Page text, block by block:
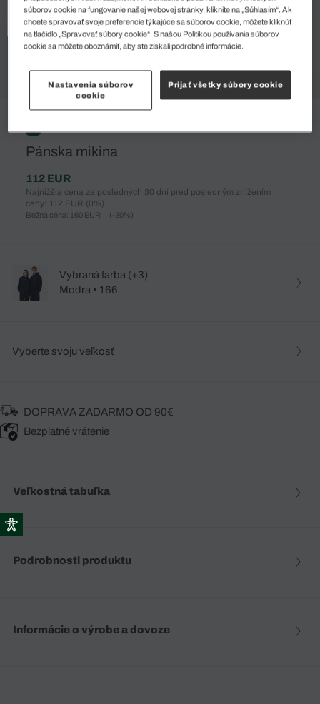
%
Pánska mikina
112 EUR
Najnižšia cena za posledných 30 dní pred posledným znížením
ceny: 112 EUR (0%)
Bežná cena: 160 EUR (-30%)
Vybraná farba (+3)
Modra • 166
Vyberte svoju veľkosť
DOPRAVA ZADARMO OD 90€
Bezplatné vrátenie
Veľkostná tabuľka
Podrobnosti produktu
Informácie o výrobe a dovoze
súborov cookie na fungovanie našej webovej stránky, kliknite na „Súhlasím“. Ak
chcete spravovať svoje preferencie týkajúce sa súborov cookie, môžete kliknúť
na tlačidlo „Spravovať súbory cookie“. S našou Politikou používania súborov
cookie sa môžete oboznámiť, aby ste získali podrobné informácie.
Nastavenia súborov
cookie
Prijať všetky súbory cookie